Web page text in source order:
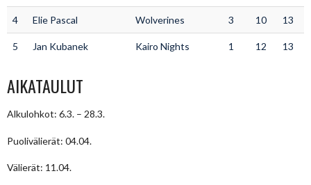
4 Elie Pascal Wolverines 3 10 13
5 Jan Kubanek Kairo Nights 1 12 13
AIKATAULUT
Alkulohkot: 6.3. – 28.3.
Puolivälierät: 04.04.
Välierät: 11.04.